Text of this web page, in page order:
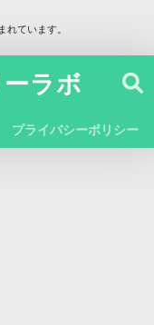
ています。
ラボ
プライバシーポリシー